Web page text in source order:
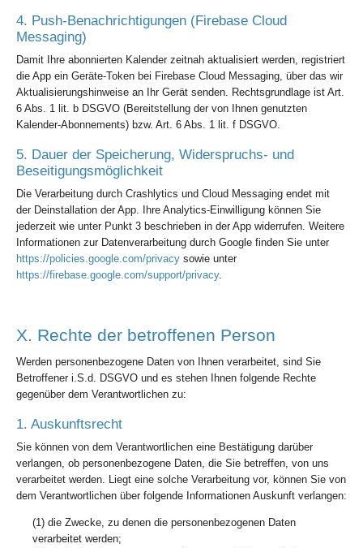
4. Push-Benachrichtigungen (Firebase Cloud
Messaging)
Damit Ihre abonnierten Kalender zeitnah aktualisiert werden, registriert
die App ein Geräte-Token bei Firebase Cloud Messaging, über das wir
Aktualisierungshinweise an Ihr Gerät senden. Rechtsgrundlage ist Art.
6 Abs. 1 lit. b DSGVO (Bereitstellung der von Ihnen genutzten
Kalender-Abonnements) bzw. Art. 6 Abs. 1 lit. f DSGVO.
5. Dauer der Speicherung, Widerspruchs- und
Beseitigungsmöglichkeit
Die Verarbeitung durch Crashlytics und Cloud Messaging endet mit
der Deinstallation der App. Ihre Analytics-Einwilligung können Sie
jederzeit wie unter Punkt 3 beschrieben in der App widerrufen. Weitere
Informationen zur Datenverarbeitung durch Google finden Sie unter
https://policies.google.com/privacy sowie unter
https://firebase.google.com/support/privacy.
X. Rechte der betroffenen Person
Werden personenbezogene Daten von Ihnen verarbeitet, sind Sie
Betroffener i.S.d. DSGVO und es stehen Ihnen folgende Rechte
gegenüber dem Verantwortlichen zu:
1. Auskunftsrecht
Sie können von dem Verantwortlichen eine Bestätigung darüber
verlangen, ob personenbezogene Daten, die Sie betreffen, von uns
verarbeitet werden. Liegt eine solche Verarbeitung vor, können Sie von
dem Verantwortlichen über folgende Informationen Auskunft verlangen:
(1) die Zwecke, zu denen die personenbezogenen Daten
verarbeitet werden;